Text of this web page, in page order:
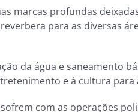
marcas profundas
para as diversas
da água e saneamento
e à cultura para
com as operações